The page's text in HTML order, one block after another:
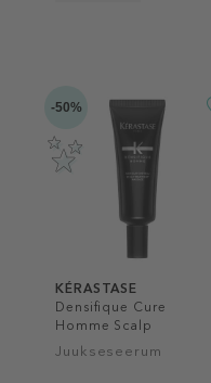
-50%
KÉRASTASE
Densifique Cure
Homme Scalp
Treatment
Juukseseerum